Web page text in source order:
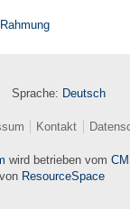
Sprache: Deutsch
Kontakt
wird betrieben vom
von ResourceSpace